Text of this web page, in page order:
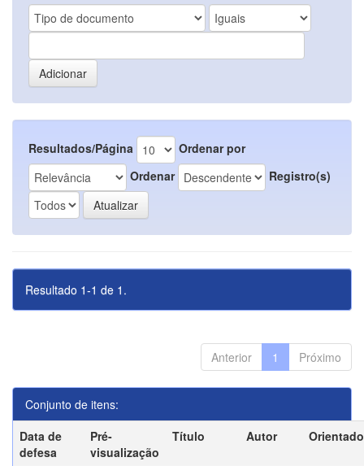
Resultados/Página
Ordenar por
Ordenar
Registro(s)
Resultado 1-1 de 1.
Anterior 1 Próximo
Conjunto de itens:
Data de
defesa
Pré-
visualização
Título Autor